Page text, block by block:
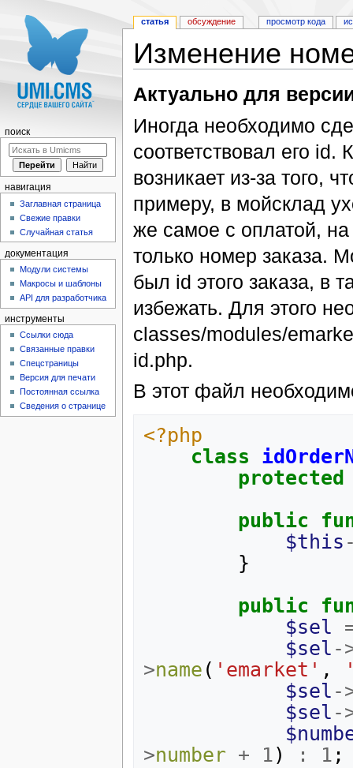
Изменение
Актуально для
Иногда необходимо
соответствовал его
возникает из-за того,
примеру, в мойсклад
же самое с оплатой,
только номер заказа.
был id этого заказа, в
избежать. Для этого
classes/modules/
id.php.
В этот файл
<?php
class
protected
public
$this
}
public
$sel
$sel -
>name ( 'emarket' ,
$sel -
$sel -
>number + 1) : 1 ;
статья обсуждение просмотр кода
поиск
навигация
Заглавная страница
Свежие правки
Случайная статья
документация
Модули системы
Макросы и шаблоны
API для разработчика
инструменты
Ссылки сюда
Связанные правки
Спецстраницы
Версия для печати
Постоянная ссылка
Сведения о странице